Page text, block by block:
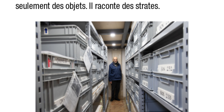
seulement des objets. Il raconte des strates.